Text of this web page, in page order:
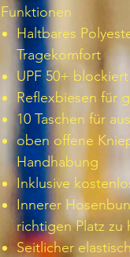
Funktionen
Haltbares
Tragekomfort
UPF 50+
Reflexbiesen für
10 Taschen für
oben offene
Handhabung
Inklusive
Innerer
richtigen Platz zu
Seitlicher